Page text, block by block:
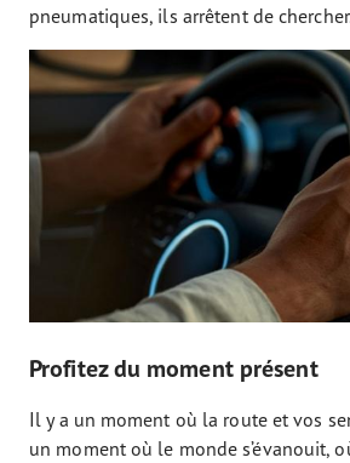
pneumatiques, ils arrêtent de
Profitez du moment présent
Il y a un moment où la route et vos
un moment où le monde s’évanouit,